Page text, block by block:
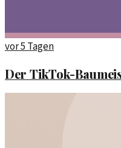
vor 5 Tagen
Der TikTok-